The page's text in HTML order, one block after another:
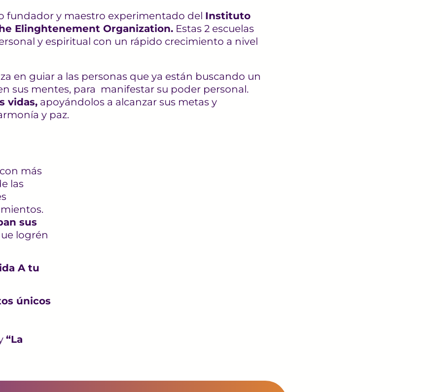
fundador y maestro experimentado del Instituto
Elinghtenement Organization. Estas 2 escuelas
y espiritual con un rápido crecimiento a nivel
en guiar a las personas que ya están buscando un
sus mentes, para manifestar su poder personal.
vidas, apoyándolos a alcanzar sus metas y
y paz.
más
las
sus
logrén
A tu
únicos
“La